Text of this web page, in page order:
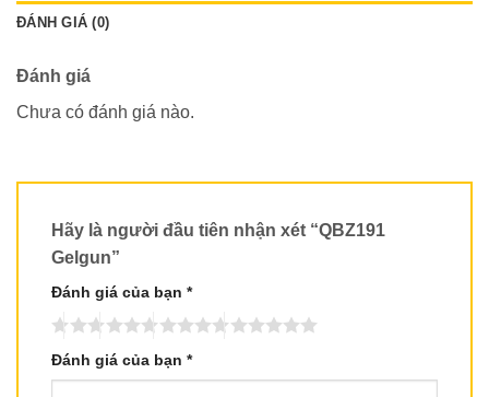
ĐÁNH GIÁ (0)
Đánh giá
Chưa có đánh giá nào.
Hãy là người đầu tiên nhận xét “QBZ191
Gelgun”
Đánh giá của bạn *
Đánh giá của bạn *